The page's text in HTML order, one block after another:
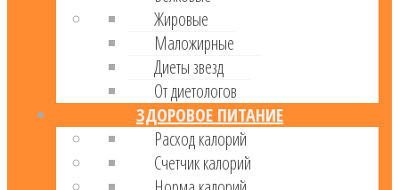
Жировые
Маложирные
Диеты звезд
От диетологов
ЗДОРОВОЕ ПИТАНИЕ
Расход калорий
Cчетчик калорий